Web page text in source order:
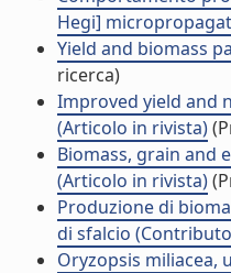
Hegi]
Yield and biomass
ricerca)
Improved yield and
(Articolo in rivista)
Biomass, grain and
(Articolo in rivista)
Produzione di
di sfalcio
Oryzopsis miliacea,